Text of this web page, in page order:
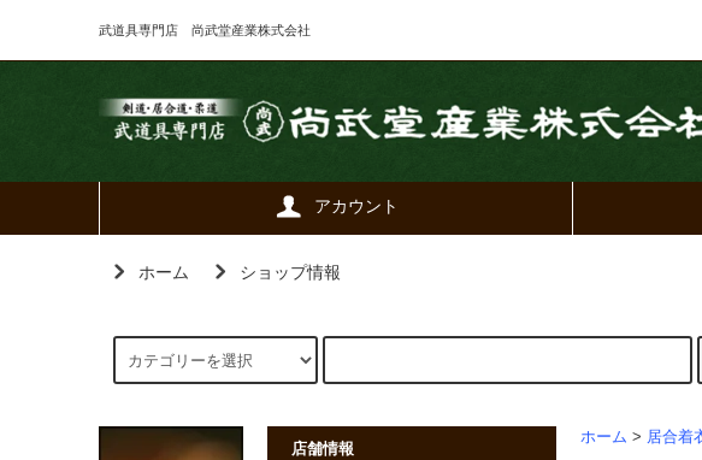
武道具専門店 尚武堂産業株式会社
アカウント
ホーム ショップ情報
ホーム > 居合着
店舗情報